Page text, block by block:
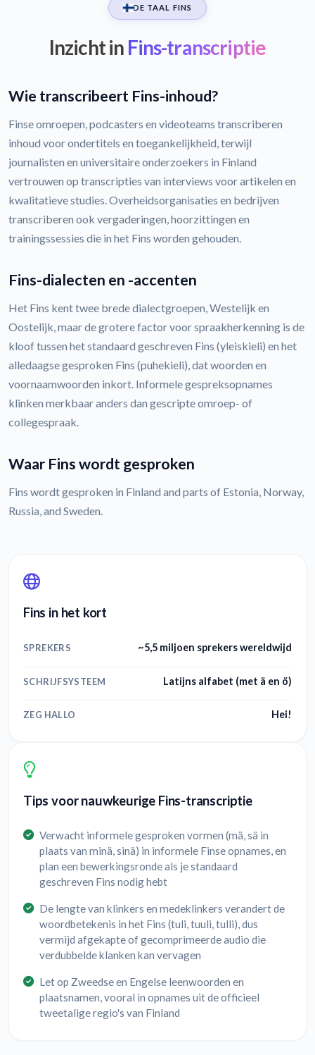
DE TAAL FINS
Inzicht in Fins-transcriptie
Wie transcribeert Fins-inhoud?
Finse omroepen, podcasters en videoteams transcriberen
inhoud voor ondertitels en toegankelijkheid, terwijl
journalisten en universitaire onderzoekers in Finland
vertrouwen op transcripties van interviews voor artikelen en
kwalitatieve studies. Overheidsorganisaties en bedrijven
transcriberen ook vergaderingen, hoorzittingen en
trainingssessies die in het Fins worden gehouden.
Fins-dialecten en -accenten
Het Fins kent twee brede dialectgroepen, Westelijk en
Oostelijk, maar de grotere factor voor spraakherkenning is de
kloof tussen het standaard geschreven Fins (yleiskieli) en het
alledaagse gesproken Fins (puhekieli), dat woorden en
voornaamwoorden inkort. Informele gespreksopnames
klinken merkbaar anders dan gescripte omroep- of
collegespraak.
Waar Fins wordt gesproken
Fins wordt gesproken in Finland and parts of Estonia, Norway,
Russia, and Sweden.
Fins in het kort
SPREKERS ~5,5 miljoen sprekers wereldwijd
SCHRIJFSYSTEEM Latijns alfabet (met ä en ö)
ZEG HALLO Hei!
Tips voor nauwkeurige Fins-transcriptie
Verwacht informele gesproken vormen (mä, sä in
plaats van minä, sinä) in informele Finse opnames, en
plan een bewerkingsronde als je standaard
geschreven Fins nodig hebt
De lengte van klinkers en medeklinkers verandert de
woordbetekenis in het Fins (tuli, tuuli, tulli), dus
vermijd afgekapte of gecomprimeerde audio die
verdubbelde klanken kan vervagen
Let op Zweedse en Engelse leenwoorden en
plaatsnamen, vooral in opnames uit de officieel
tweetalige regio's van Finland